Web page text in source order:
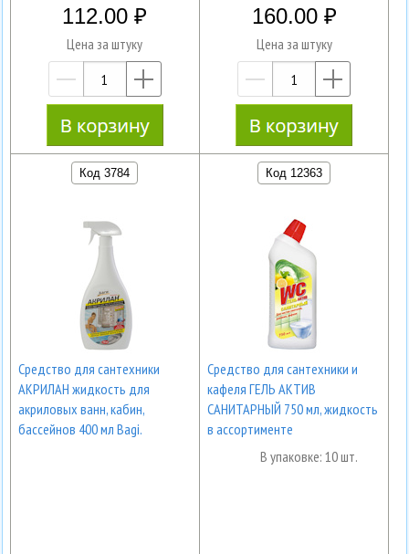
112.00
Цена за штуку
—
160.00
Цена за штуку
—
Код 3784
Средство для сантехники
АКРИЛАН жидкость для
акриловых ванн, кабин,
бассейнов 400 мл Bagi.
Код 12363
Средство для сантехники и
кафеля ГЕЛЬ АКТИВ
САНИТАРНЫЙ 750 мл, жидкость
в ассортименте
В упаковке: 10 шт.